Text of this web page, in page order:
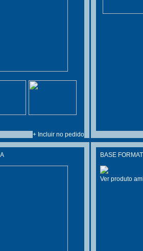
+ Incluir no pedido
BASE
Ver produto